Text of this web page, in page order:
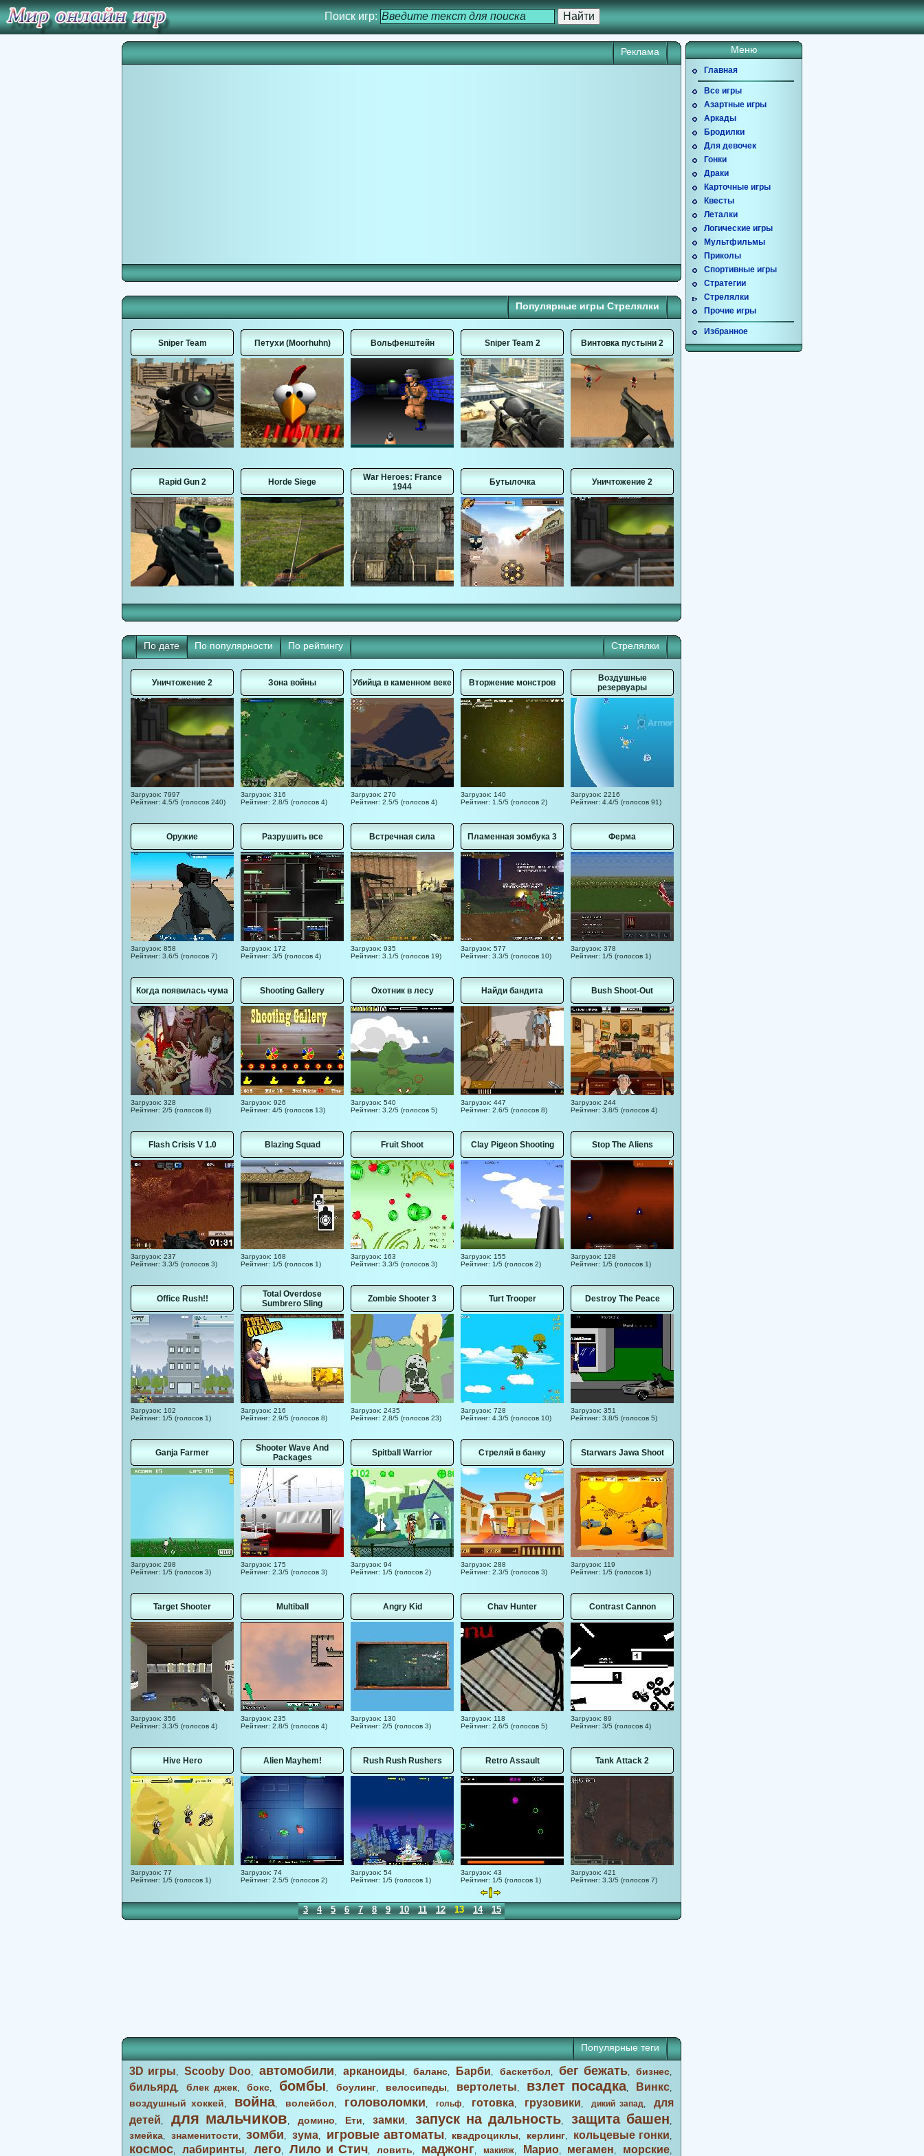
Поиск игр:
Реклама
Популярные игры Стрелялки
Sniper Team Петухи (Moorhuhn) Вольфенштейн Sniper Team 2 Винтовка пустыни 2
Rapid Gun 2 Horde Siege
War Heroes: France
1944
Бутылочка Уничтожение 2
Стрелялки
По дате По популярности По рейтингу
Уничтожение 2
Загрузок: 7997
Рейтинг: 4.5/5 (голосов 240)
Зона войны
Загрузок: 316
Рейтинг: 2.8/5 (голосов 4)
Убийца в каменном веке
Загрузок: 270
Рейтинг: 2.5/5 (голосов 4)
Вторжение монстров
Загрузок: 140
Рейтинг: 1.5/5 (голосов 2)
Воздушные
резервуары
Загрузок: 2216
Рейтинг: 4.4/5 (голосов 91)
Оружие
Загрузок: 858
Рейтинг: 3.6/5 (голосов 7)
Разрушить все
Загрузок: 172
Рейтинг: 3/5 (голосов 4)
Встречная сила
Загрузок: 935
Рейтинг: 3.1/5 (голосов 19)
Пламенная зомбука 3
Загрузок: 577
Рейтинг: 3.3/5 (голосов 10)
Ферма
Загрузок: 378
Рейтинг: 1/5 (голосов 1)
Когда появилась чума
Загрузок: 328
Рейтинг: 2/5 (голосов 8)
Shooting Gallery
Загрузок: 926
Рейтинг: 4/5 (голосов 13)
Охотник в лесу
Загрузок: 540
Рейтинг: 3.2/5 (голосов 5)
Найди бандита
Загрузок: 447
Рейтинг: 2.6/5 (голосов 8)
Bush Shoot-Out
Загрузок: 244
Рейтинг: 3.8/5 (голосов 4)
Flash Crisis V 1.0
Загрузок: 237
Рейтинг: 3.3/5 (голосов 3)
Blazing Squad
Загрузок: 168
Рейтинг: 1/5 (голосов 1)
Fruit Shoot
Загрузок: 163
Рейтинг: 3.3/5 (голосов 3)
Clay Pigeon Shooting
Загрузок: 155
Рейтинг: 1/5 (голосов 2)
Stop The Aliens
Загрузок: 128
Рейтинг: 1/5 (голосов 1)
Office Rush!!
Загрузок: 102
Рейтинг: 1/5 (голосов 1)
Total Overdose
Sumbrero Sling
Загрузок: 216
Рейтинг: 2.9/5 (голосов 8)
Zombie Shooter 3
Загрузок: 2435
Рейтинг: 2.8/5 (голосов 23)
Turt Trooper
Загрузок: 728
Рейтинг: 4.3/5 (голосов 10)
Destroy The Peace
Загрузок: 351
Рейтинг: 3.8/5 (голосов 5)
Ganja Farmer
Загрузок: 298
Рейтинг: 1/5 (голосов 3)
Shooter Wave And
Packages
Загрузок: 175
Рейтинг: 2.3/5 (голосов 3)
Spitball Warrior
Загрузок: 94
Рейтинг: 1/5 (голосов 2)
Стреляй в банку
Загрузок: 288
Рейтинг: 2.3/5 (голосов 3)
Starwars Jawa Shoot
Загрузок: 119
Рейтинг: 1/5 (голосов 1)
Target Shooter
Загрузок: 356
Рейтинг: 3.3/5 (голосов 4)
Multiball
Загрузок: 235
Рейтинг: 2.8/5 (голосов 4)
Angry Kid
Загрузок: 130
Рейтинг: 2/5 (голосов 3)
Chav Hunter
Загрузок: 118
Рейтинг: 2.6/5 (голосов 5)
Contrast Cannon
Загрузок: 89
Рейтинг: 3/5 (голосов 4)
Hive Hero
Загрузок: 77
Рейтинг: 1/5 (голосов 1)
Alien Mayhem!
Загрузок: 74
Рейтинг: 2.5/5 (голосов 2)
Rush Rush Rushers
Загрузок: 54
Рейтинг: 1/5 (голосов 1)
Retro Assault
Загрузок: 43
Рейтинг: 1/5 (голосов 1)
Tank Attack 2
Загрузок: 421
Рейтинг: 3.3/5 (голосов 7)
1 2 3 4 5 6 7 8 9 10 11 12 13 14 15
Популярные теги
3D игры,Scooby Doo,автомобили, арканоиды, баланс, Барби, баскетбол, бег бежать,бизнес,
бильярд,блек джек,бокс, бомбы, боулинг, велосипеды, вертолеты, взлет посадка, Винкс,
воздушный хоккей, война, волейбол, головоломки, гольф, готовка, грузовики,дикий запад,для
детей, для мальчиков, домино, Ети, замки, запуск на дальность, защита башен,
змейка, знаменитости,зомби, зума, игровые автоматы, квадроциклы, керлинг, кольцевые гонки,
космос, лабиринты, лего,Лило и Стич,ловить, маджонг, макияж, Марио, мегамен, морские,
Меню
Главная
Все игры
Азартные игры
Аркады
Бродилки
Для девочек
Гонки
Драки
Карточные игры
Квесты
Леталки
Логические игры
Мультфильмы
Приколы
Спортивные игры
Стратегии
Стрелялки
Прочие игры
Избранное